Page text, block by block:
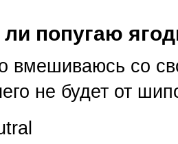
ли попугаю
вмешиваюсь со
не будет от